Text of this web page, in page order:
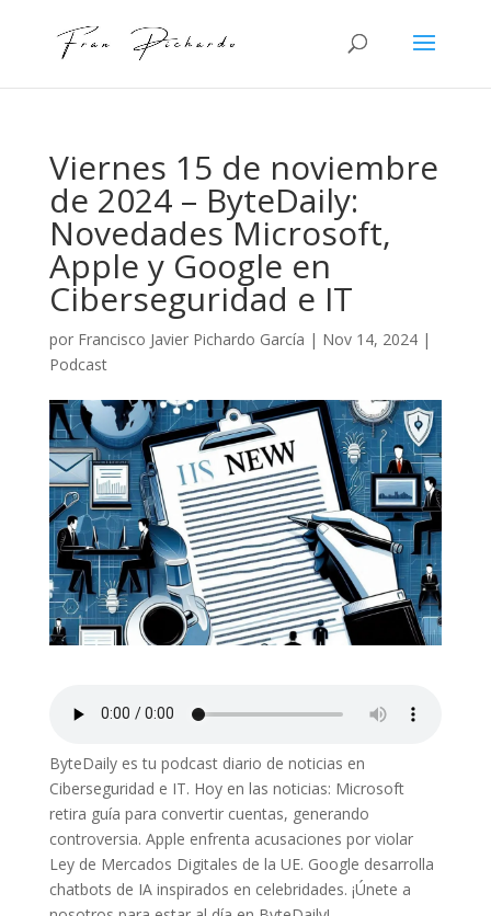
Viernes 15 de noviembre
de 2024 – ByteDaily:
Novedades Microsoft,
Apple y Google en
Ciberseguridad e IT
por Francisco Javier Pichardo García | Nov 14, 2024|
Podcast
ByteDaily es tu podcast diario de noticias en
Ciberseguridad e IT. Hoy en las noticias: Microsoft
retira guía para convertir cuentas, generando
controversia. Apple enfrenta acusaciones por violar
Ley de Mercados Digitales de la UE. Google desarrolla
chatbots de IA inspirados en celebridades. ¡Únete a